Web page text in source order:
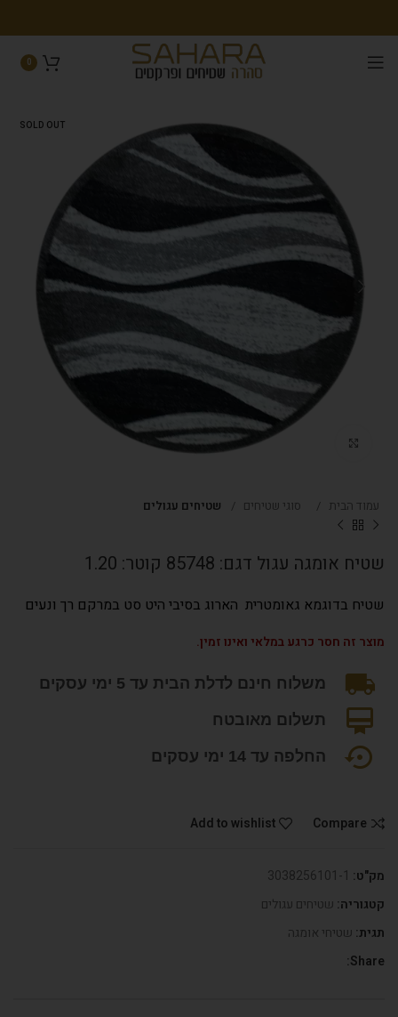
0
SOLD OUT
Click to enlarge
עמוד הבית סוגי שטיחים שטיחים עגולים
שטיח אומגה עגול דגם: 85748 קוטר: 1.20
שטיח בדוגמא גאומטרית הארוג בסיבי היט סט במרקם רך ונעים
מוצר זה חסר כרגע במלאי ואינו זמין.
משלוח חינם לדלת הבית עד 5 ימי עסקים
תשלום מאובטח
החלפה עד 14 ימי עסקים
Compare
Add to wishlist
מק"ט: 3038256101-1
קטגוריה: שטיחים עגולים
תגית: שטיחי אומגה
Share: